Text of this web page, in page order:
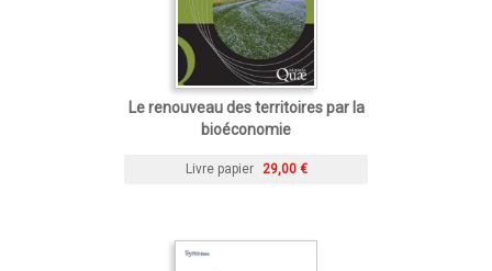
Le renouveau des territoires par la
bioéconomie
Livre papier 29,00 €